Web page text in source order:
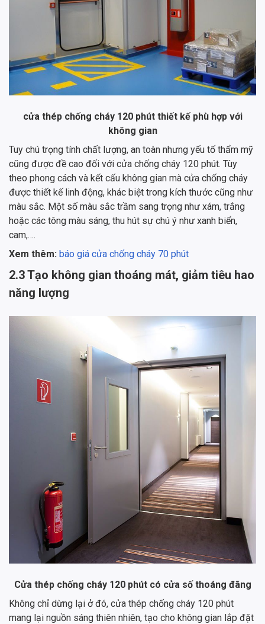
cửa thép chống cháy 120 phút thiết kế phù hợp với
không gian
Tuy chú trọng tính chất lượng, an toàn nhưng yếu tố thẩm mỹ
cũng được đề cao đối với cửa chống cháy 120 phút. Tùy
theo phong cách và kết cấu không gian mà cửa chống cháy
được thiết kế linh động, khác biệt trong kích thước cũng như
màu sắc. Một số màu sắc trầm sang trọng như xám, trắng
hoặc các tông màu sáng, thu hút sự chú ý như xanh biển,
cam,….
Xem thêm: báo giá cửa chống cháy 70 phút
2.3 Tạo không gian thoáng mát, giảm tiêu hao
năng lượng
Cửa thép chống cháy 120 phút có cửa số thoáng đãng
Không chỉ dừng lại ở đó, cửa thép chống cháy 120 phút
mang lại nguồn sáng thiên nhiên, tạo cho không gian lắp đặt